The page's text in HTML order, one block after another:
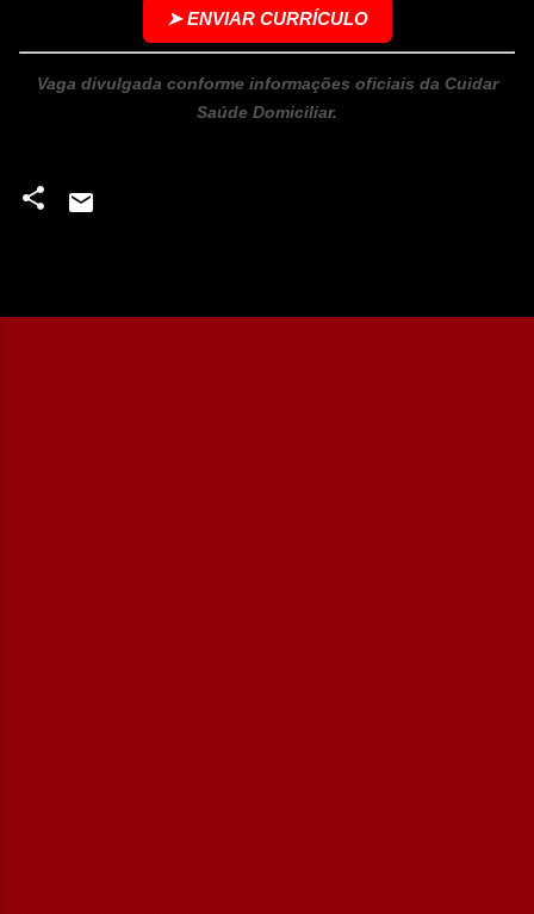
➤ ENVIAR CURRÍCULO
Vaga divulgada conforme informações oficiais da Cuidar
Saúde Domiciliar.